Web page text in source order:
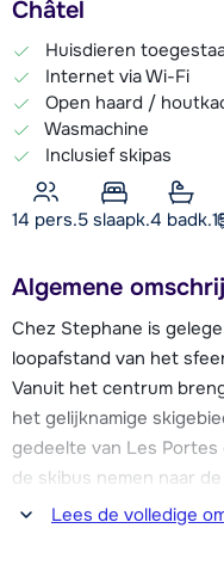
Châtel
Huisdieren
Internet via Wi-Fi
Open haard /
Wasmachine
Inclusief skipas
14 pers.5 slaapk.4 badk.
Algemene
Chez Stephane is
loopafstand van het
Vanuit het centrum
het gelijknamige
gedeelte van Les Portes
de skibus nemen naar
stoeltjeslift, die je
Lees de volledige